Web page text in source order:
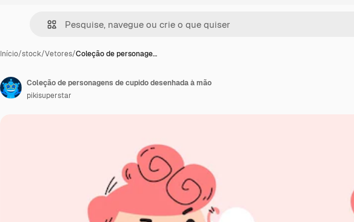
Início/stock/Vetores/Coleção de personage…
Coleção de personagens de cupido desenhada à mão
pikisuperstar